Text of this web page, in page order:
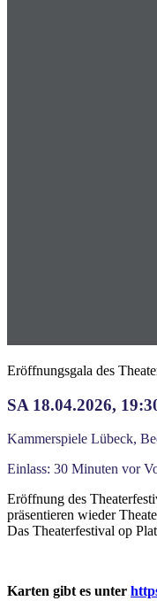
Eröffnungsgala des
SA 18.04.2026,
Kammerspiele Lübeck,
Einlass: 30 Minuten vor
Eröffnung des
präsentieren wieder
Das Theaterfestival op
Karten gibt es unter